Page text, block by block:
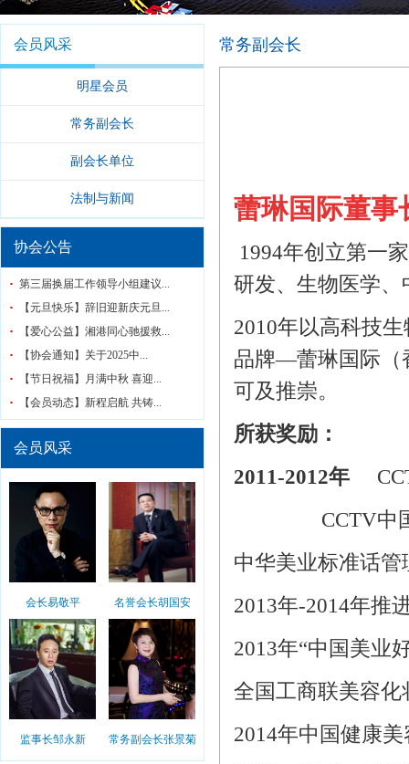
会员风采
明星会员
常务副会长
副会长单位
法制与新闻
协会公告
第三届换届工作领导小组建议...
【元旦快乐】辞旧迎新庆元旦...
【爱心公益】湘港同心驰援救...
【协会通知】关于2025中...
【节日祝福】月满中秋 喜迎...
【会员动态】新程启航 共铸...
会员风采
会长易敬平 名誉会长胡国安
监事长邹永新 常务副会长张景菊
常务副会长
蕾琳国际董事
1994年创立第一
研发、生物医学
2010年以高科技
品牌—蕾琳国际（
可及推崇。
所获奖励：
2011-2012年
CCTV中国
中华美业标准话
2013年-2014年推
2013年“中国美业
全国工商联美容
2014年中国健康